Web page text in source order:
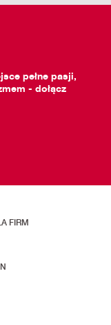
pełne pasji,
- dołącz
FIRM